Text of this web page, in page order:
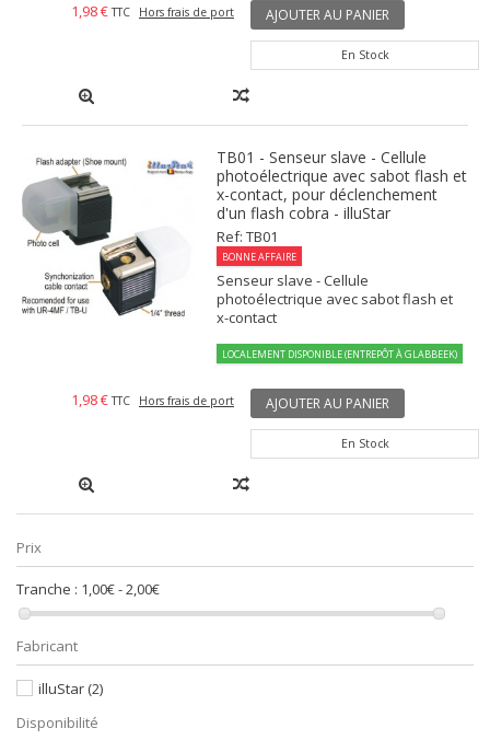
1,98 € TTC Hors frais de port AJOUTER AU PANIER
En Stock
TB01 - Senseur slave - Cellule
photoélectrique avec sabot flash et
x-contact, pour déclenchement
d'un flash cobra - illuStar
Ref: TB01
BONNE AFFAIRE
Senseur slave - Cellule
photoélectrique avec sabot flash et
x-contact
LOCALEMENT DISPONIBLE (ENTREPÔT À GLABBEEK)
1,98 € TTC Hors frais de port AJOUTER AU PANIER
En Stock
Prix
Tranche : 1,00€ - 2,00€
Fabricant
illuStar (2)
Disponibilité